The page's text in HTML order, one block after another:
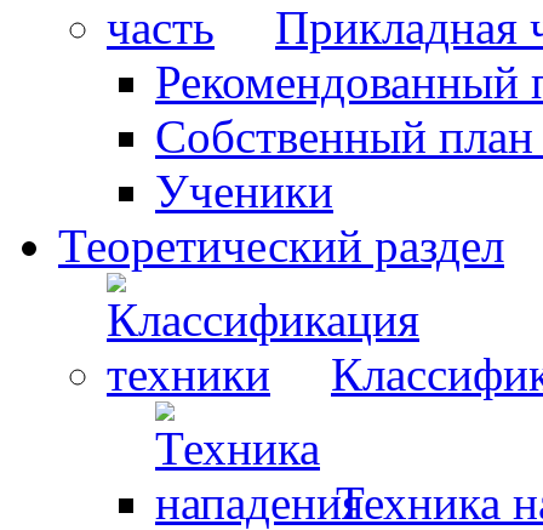
Прикладная
Рекомендованный
Собственный
Ученики
Теоретический раздел
Техника